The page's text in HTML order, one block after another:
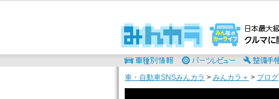
車・自動車SNSみんカラ > みんカラ＋ > ブログ